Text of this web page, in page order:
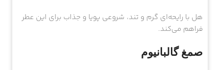
هل با رایحه‌ای گرم و تند، شروعی پویا و جذاب برای این عطر
فراهم می‌کند.
صمغ گالبانیوم